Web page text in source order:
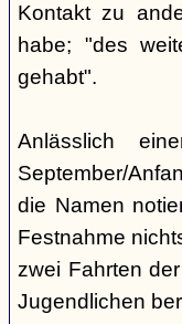
Kontakt zu
habe; "des
gehabt".
Anlässlich
September/
die Namen
Festnahme
zwei Fahrten
Jugendlichen